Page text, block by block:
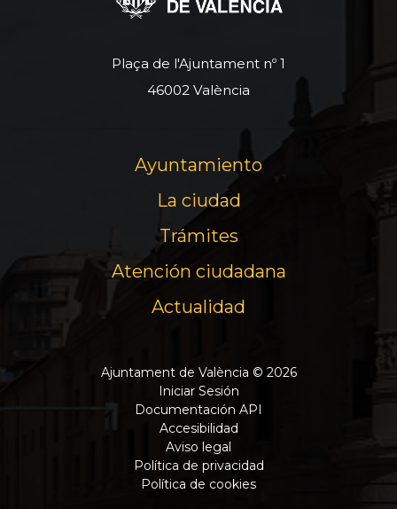
Plaça de l'Ajuntament nº 1
46002 València
Ayuntamiento
La ciudad
Trámites
Atención ciudadana
Actualidad
Ajuntament de València © 2026
Iniciar Sesión
Documentación API
Accesibilidad
Aviso legal
Política de privacidad
Política de cookies